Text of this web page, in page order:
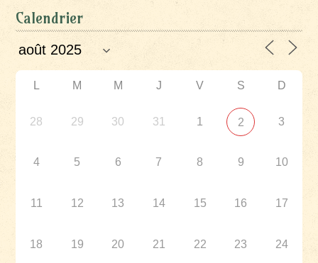
Calendrier
L M M J V S D
28 29 30 31 1 2 3
4 5 6 7 8 9 10
11 12 13 14 15 16 17
18 19 20 21 22 23 24